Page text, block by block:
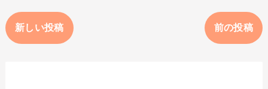
新しい投稿 前の投稿